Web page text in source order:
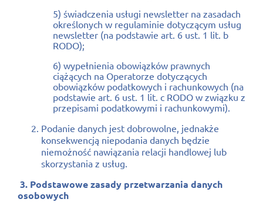
5) świadczenia usługi newsletter na zasadach
określonych w regulaminie dotyczącym usług
newsletter (na podstawie art. 6 ust. 1 lit. b
RODO);
6) wypełnienia obowiązków prawnych
ciążących na Operatorze dotyczących
obowiązków podatkowych i rachunkowych (na
podstawie art. 6 ust. 1 lit. c RODO w związku z
przepisami podatkowymi i rachunkowymi).
Podanie danych jest dobrowolne, jednakże
konsekwencją niepodania danych będzie
niemożność nawiązania relacji handlowej lub
skorzystania z usług.
3. Podstawowe zasady przetwarzania danych
osobowych